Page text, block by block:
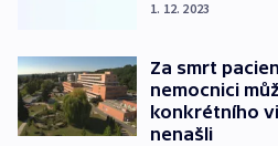
1. 12. 2023
Za smrt
nemocnici
konkrétního
nenašli